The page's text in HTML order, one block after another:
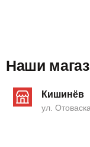
Наши
Кишинёв
ул.